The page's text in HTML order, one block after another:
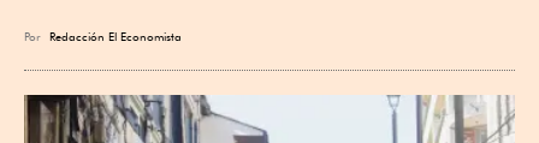
Por Redacción El Economista